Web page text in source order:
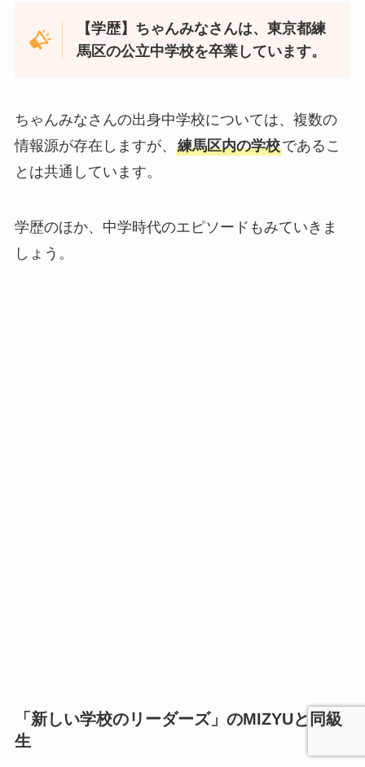
【学歴】ちゃんみなさんは、東京都練
馬区の公立中学校を卒業しています。
ちゃんみなさんの出身中学校については、複数の
情報源が存在しますが、 練馬区内の学校であるこ
とは共通しています。
学歴のほか、中学時代のエピソードもみていきま
しょう。
「新しい学校のリーダーズ」のMIZYUと同級
生